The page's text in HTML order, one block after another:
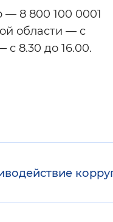
— 8 800 100 0001
области — с
с 8.30 до 16.00.